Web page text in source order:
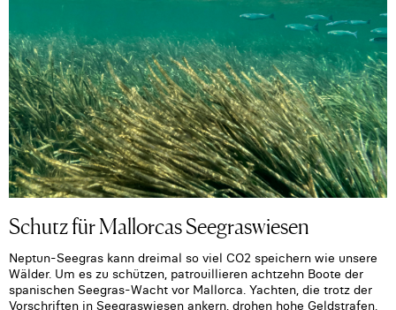
Schutz für Mallorcas Seegraswiesen
Neptun-Seegras kann dreimal so viel CO2 speichern wie unsere
Wälder. Um es zu schützen, patrouillieren achtzehn Boote der
spanischen Seegras-Wacht vor Mallorca. Yachten, die trotz der
Vorschriften in Seegraswiesen ankern, drohen hohe Geldstrafen.